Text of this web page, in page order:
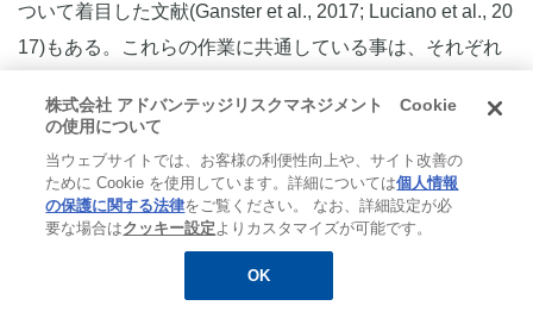
ついて着目した文献(Ganster et al., 2017; Luciano et al., 20
17)もある。これらの作業に共通している事は、それぞれ
のような特異性を検討することには善し悪しがある。特定
の計器（例：組織科学における生理指標の使用）や構成概
念（例：仕事満足度の調査指標）について最新の科学的知
見を概観したい研究者には役立つが、もっと大局的に知り
野の統合的なガイドを示す。これにより、広い読者に届く
株式会社 アドバンテッジリスクマネジメント Cookie
の使用について
当ウェブサイトでは、お客様の利便性向上や、サイト改善の
ために Cookie を使用しています。詳細については個人情報
の保護に関する法律をご覧ください。 なお、詳細設定が必
要な場合はクッキー設定よりカスタマイズが可能です。
OK